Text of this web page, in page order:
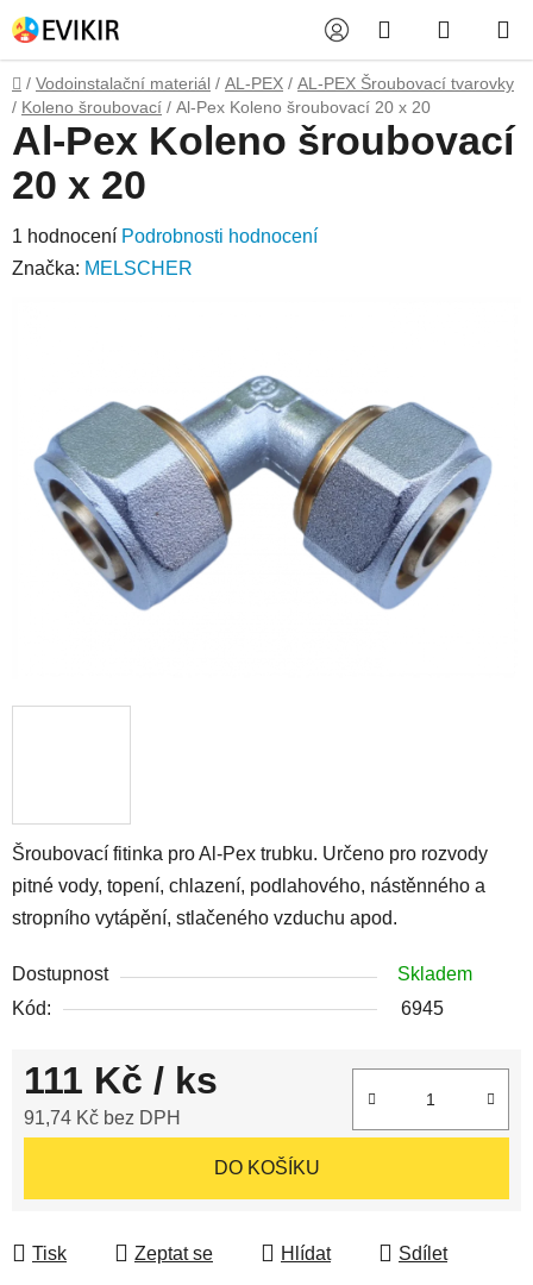
na
obsah
Hledat
KOŠÍK
Domů
/ Vodoinstalační materiál / AL-PEX / AL-PEX Šroubovací tvarovky
/ Koleno šroubovací / Al-Pex Koleno šroubovací 20 x 20
Šroubovací fitinka pro Al-Pex trubku. Určeno pro rozvody
pitné vody, topení, chlazení, podlahového, nástěnného a
stropního vytápění, stlačeného vzduchu apod.
Dostupnost
Skladem
Kód:
6945
111 Kč / ks
91,74 Kč bez DPH
DO KOŠÍKU
Tisk Zeptat se Hlídat Sdílet
Al-Pex Koleno šroubovací
20 x 20
Průměrné
hodnocení
hvězdiček.
1 hodnocení Podrobnosti hodnocení
Značka: MELSCHER